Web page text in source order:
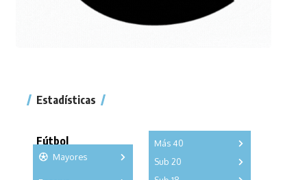
Estadísticas
Fútbol
Mayores
Más 40
Sub 20